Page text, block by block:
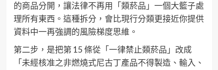
的商品分開，讓法律不再用「類菸品」一個大籃子處
理所有東西。這種拆分，會比現行分類更接近你提供
資料中一再強調的風險梯度思維。
第二步，是把第 15 條從「一律禁止類菸品」改成
「未經核准之非燃燒式尼古丁產品不得製造、輸入、